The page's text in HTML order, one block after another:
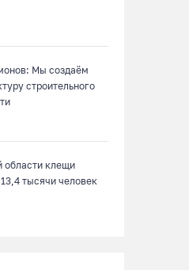
как
Мы создаём
строительного
области клещи
тысячи человек